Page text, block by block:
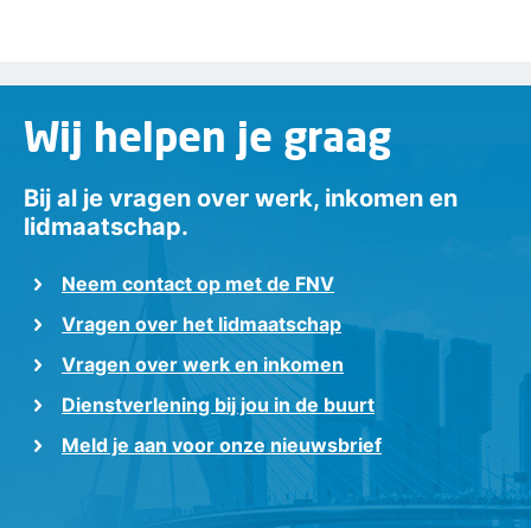
Wij helpen je graag
Bij al je vragen over werk, inkomen en
lidmaatschap.
Neem contact op met de FNV
Vragen over het lidmaatschap
Vragen over werk en inkomen
Dienstverlening bij jou in de buurt
Meld je aan voor onze nieuwsbrief